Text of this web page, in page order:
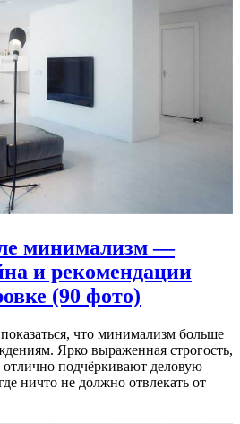
минимализм —
и рекомендации
(90 фото)
что минимализм больше
Ярко выраженная строгость,
отлично подчёркивают деловую
ничто не должно отвлекать от